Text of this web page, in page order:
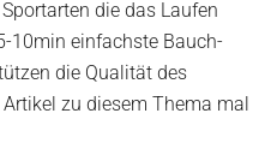
die das Laufen
10min einfachste Bauch-
die Qualität des
zu diesem Thema mal